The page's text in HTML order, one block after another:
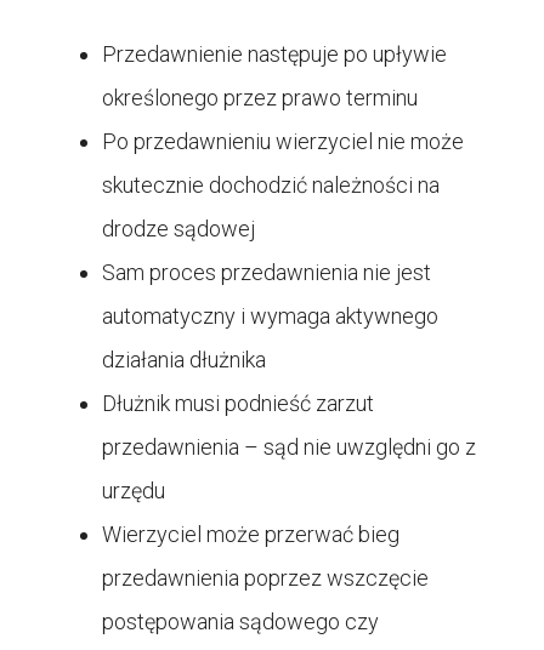
Przedawnienie następuje po upływie
określonego przez prawo terminu
Po przedawnieniu wierzyciel nie może
skutecznie dochodzić należności na
drodze sądowej
Sam proces przedawnienia nie jest
automatyczny i wymaga aktywnego
działania dłużnika
Dłużnik musi podnieść zarzut
przedawnienia – sąd nie uwzględni go z
urzędu
Wierzyciel może przerwać bieg
przedawnienia poprzez wszczęcie
postępowania sądowego czy